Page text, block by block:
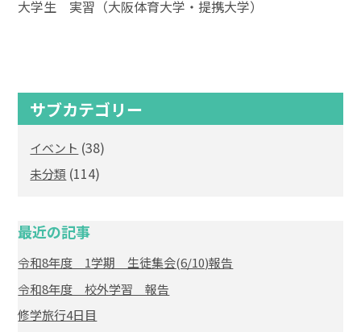
大学生 実習（大阪体育大学・提携大学）
サブカテゴリー
イベント (38)
未分類 (114)
最近の記事
令和8年度 1学期 生徒集会(6/10)報告
令和8年度 校外学習 報告
修学旅行4日目